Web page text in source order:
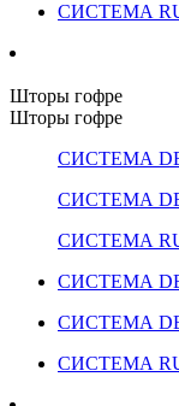
СИСТЕМА
Шторы гофре
Шторы гофре
СИСТЕМА
СИСТЕМА
СИСТЕМА
СИСТЕМА
СИСТЕМА
СИСТЕМА